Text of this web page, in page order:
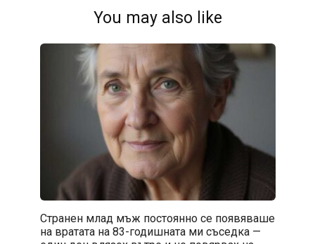
You may also like
Странен млад мъж постоянно се появяваше
на вратата на 83-годишната ми съседка —